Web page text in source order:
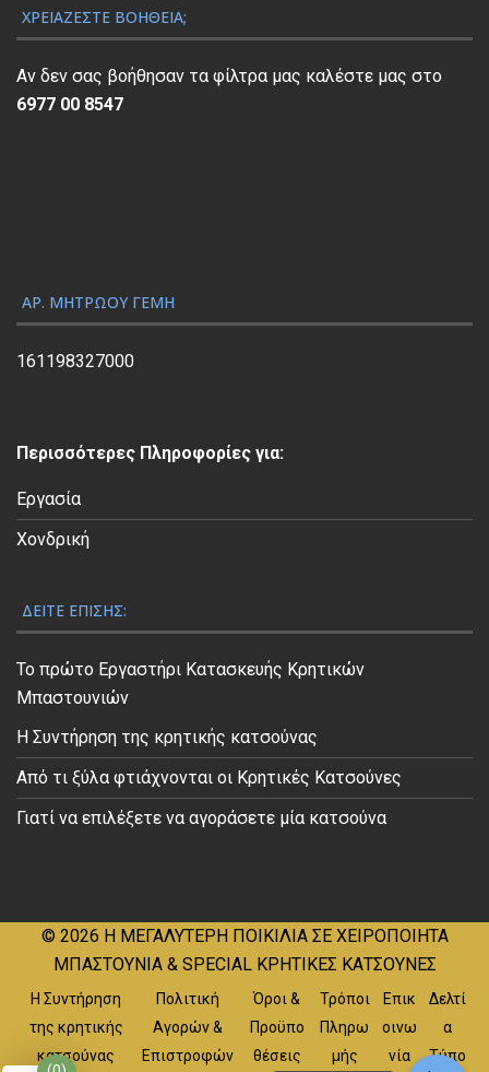
ν
α
π
α
ς
Β
ί
ο
ΧΡΕΙΆΖΕΣΤΕ ΒΟΉΘΕΙΑ;
Αν δεν σας βοήθησαν τα φίλτρα μας καλέστε μας στο
6977 00 8547
ΑΡ. ΜΗΤΡΏΟΥ ΓΕΜΗ
161198327000
Περισσότερες Πληροφορίες για:
Εργασία
Χονδρική
ΔΕΊΤΕ ΕΠΊΣΗΣ:
Το πρώτο Εργαστήρι Κατασκευής Κρητικών
Μπαστουνιών
Η Συντήρηση της κρητικής κατσούνας
Από τι ξύλα φτιάχνονται οι Κρητικές Κατσούνες
Γιατί να επιλέξετε να αγοράσετε μία κατσούνα
© 2026 Η ΜΕΓΑΛΥΤΕΡΗ ΠΟΙΚΙΛΙΑ ΣΕ ΧΕΙΡΟΠΟΙΗΤΑ
ΜΠΑΣΤΟΥΝΙΑ & SPECIAL ΚΡΗΤΙΚΕΣ ΚΑΤΣΟΥΝΕΣ
Η Συντήρηση
της κρητικής
κατσούνας
Πολιτική
Αγορών &
Επιστροφών
Όροι &
Προϋπο
θέσεις
Τρόποι
Πληρω
μής
Επικ
οινω
νία
Δελτί
α
Τύπο